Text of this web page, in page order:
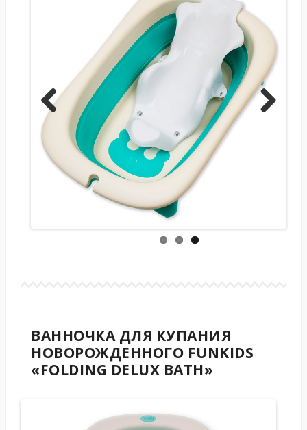
Previ
ous
ВАННОЧКА ДЛЯ КУПАНИЯ
НОВОРОЖДЕННОГО FUNKIDS
«FOLDING DELUX BATH»